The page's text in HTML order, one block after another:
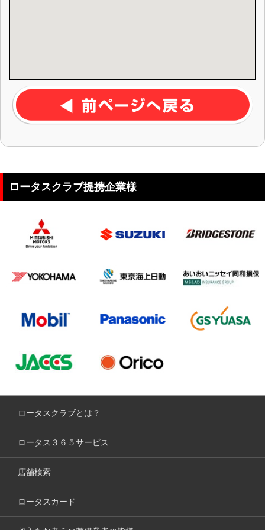
ロータスクラブ提携企業様
ロータスクラブとは？
ロータス３６５サービス
店舗検索
ロータスカード